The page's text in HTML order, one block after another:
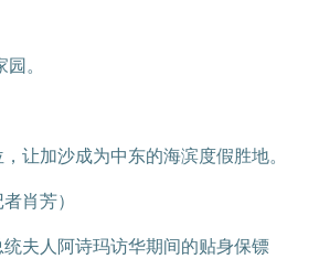
。
让加沙成为中东的海滨度假胜地。
肖芳）
夫人阿诗玛访华期间的贴身保镖